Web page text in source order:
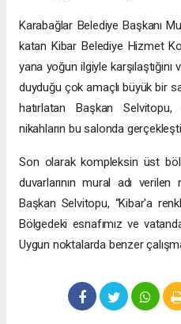
Karabağlar Belediye Başkanı
katan Kibar Belediye Hizmet
yana yoğun ilgiyle
duyduğu çok amaçlı büyük bir
hatırlatan Başkan Selvitopu,
nikahların bu salonda
Son olarak kompleksin üst
duvarlarının mural adı
Başkan Selvitopu, “Kibar'a
Bölgedeki esnafımız ve
Uygun noktalarda benzer